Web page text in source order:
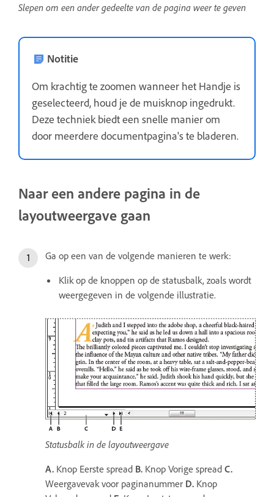
Slepen om een ander gedeelte van de pagina weer te geven
Notitie
Om krachtig te zoomen wanneer het Handje is
geselecteerd, houd je de muisknop ingedrukt.
Deze techniek biedt een snelle manier om
door meerdere documentpagina's te bladeren.
Naar een andere pagina in de
layoutweergave gaan
Ga op een van de volgende manieren te werk:
Klik op de knoppen op de statusbalk, zoals wordt
weergegeven in de volgende illustratie.
Statusbalk in de layoutweergave
A. Knop Eerste spread B. Knop Vorige spread C.
Weergavevak voor paginanummer D. Knop